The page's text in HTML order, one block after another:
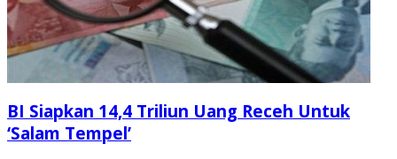
BI Siapkan 14,4 Triliun Uang Receh Untuk
‘Salam Tempel’